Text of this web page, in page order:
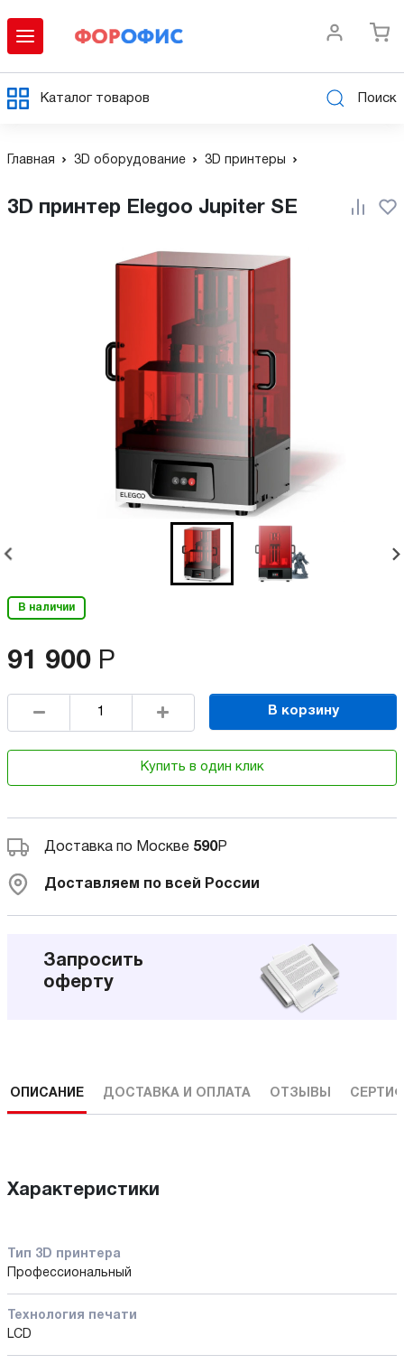
Каталог товаров Поиск
Главная 3D оборудование 3D принтеры
3D принтер Elegoo Jupiter SE
В наличии
91 900 Р
В корзину
Купить в один клик
Доставка по Москве 590Р
Доставляем по всей России
Запросить
оферту
ОПИСАНИЕ ДОСТАВКА И ОПЛАТА ОТЗЫВЫ
Характеристики
Тип 3D принтера
Профессиональный
Технология печати
LCD